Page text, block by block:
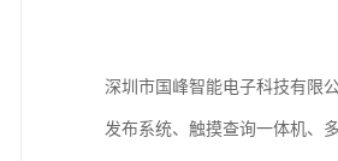
深圳市国峰智能电子科技有限
发布系统、触摸查询一体机、